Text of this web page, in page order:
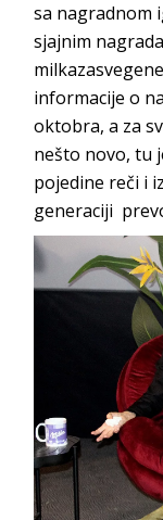
sa nagradnom
sjajnim
informacije o
oktobra, a za
nešto novo, tu
pojedine reči i
generaciji